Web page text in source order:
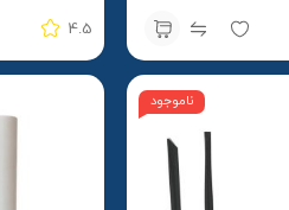
4.5
ناموجود